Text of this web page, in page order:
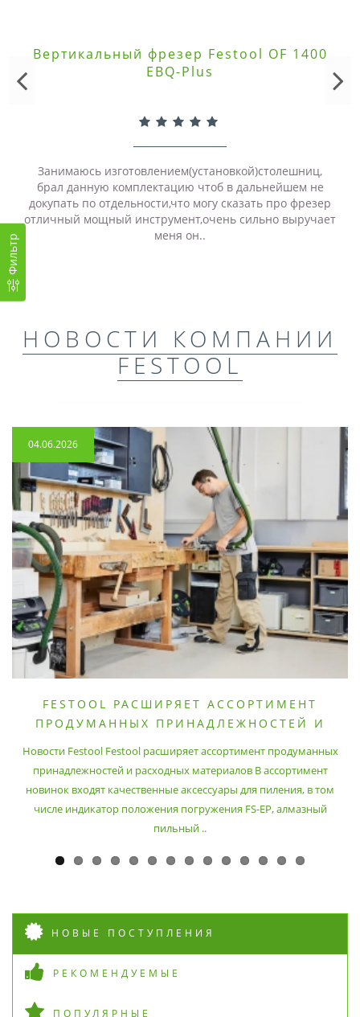
Фильтр
Вертикальный фрезер Festool OF 1400
EBQ-Plus
Занимаюсь изготовлением(установкой)столешниц,
брал данную комплектацию чтоб в дальнейшем не
докупать по отдельности,что могу сказать про фрезер
отличный мощный инструмент,очень сильно выручает
меня он..
НОВОСТИ КОМПАНИИ
FESTOOL
04.06.2026
FESTOOL РАСШИРЯЕТ АССОРТИМЕНТ
ПРОДУМАННЫХ ПРИНАДЛЕЖНОСТЕЙ И
Новости Festool Festool расширяет ассортимент продуманных
принадлежностей и расходных материалов В ассортимент
новинок входят качественные аксессуары для пиления, в том
числе индикатор положения погружения FS-EP, алмазный
пильный ..
НОВЫЕ ПОСТУПЛЕНИЯ
РЕКОМЕНДУЕМЫЕ
ПОПУЛЯРНЫЕ